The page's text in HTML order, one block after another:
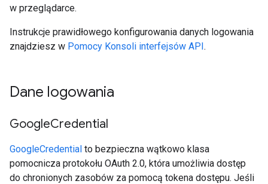
w przeglądarce.
Instrukcje prawidłowego konfigurowania danych logowania
znajdziesz w Pomocy Konsoli interfejsów API.
Dane logowania
GoogleCredential
GoogleCredential to bezpieczna wątkowo klasa
pomocnicza protokołu OAuth 2.0, która umożliwia dostęp
do chronionych zasobów za pomocą tokena dostępu. Jeśli